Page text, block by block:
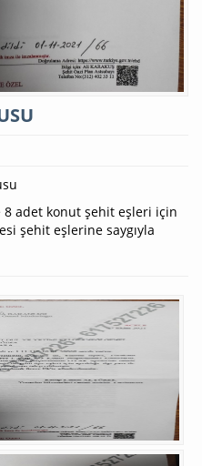
8 adet konut şehit eşleri için
şehit eşlerine saygıyla